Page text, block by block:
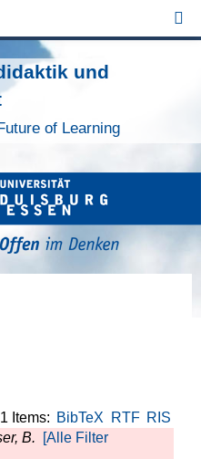
und
of Learning
1 Items: BibTeX RTF RIS
B.
[Alle Filter